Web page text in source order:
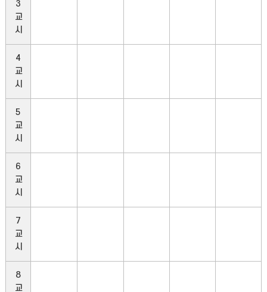
3
교
시
4
교
시
5
교
시
6
교
시
7
교
시
8
교